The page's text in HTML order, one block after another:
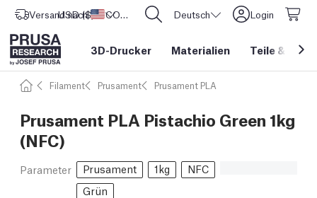
Versand nach Vereinigte Staaten
USD ($) CORE One L: Jetzt auf Lager! Deutsch Login
3D-Drucker Materialien Teile &
Filament Prusament Prusament PLA
Prusament PLA Pistachio Green 1kg
(NFC)
Parameter Prusament 1kg
NFC
Grün